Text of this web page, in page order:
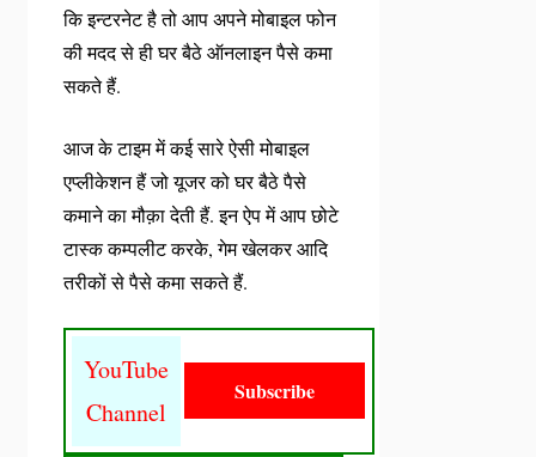
कि इन्टरनेट है तो आप अपने मोबाइल फोन
की मदद से ही घर बैठे ऑनलाइन पैसे कमा
सकते हैं.
आज के टाइम में कई सारे ऐसी मोबाइल
एप्लीकेशन हैं जो यूजर को घर बैठे पैसे
कमाने का मौक़ा देती हैं. इन ऐप में आप छोटे
टास्क कम्पलीट करके, गेम खेलकर आदि
तरीकों से पैसे कमा सकते हैं.
YouTube
Channel
Subscribe